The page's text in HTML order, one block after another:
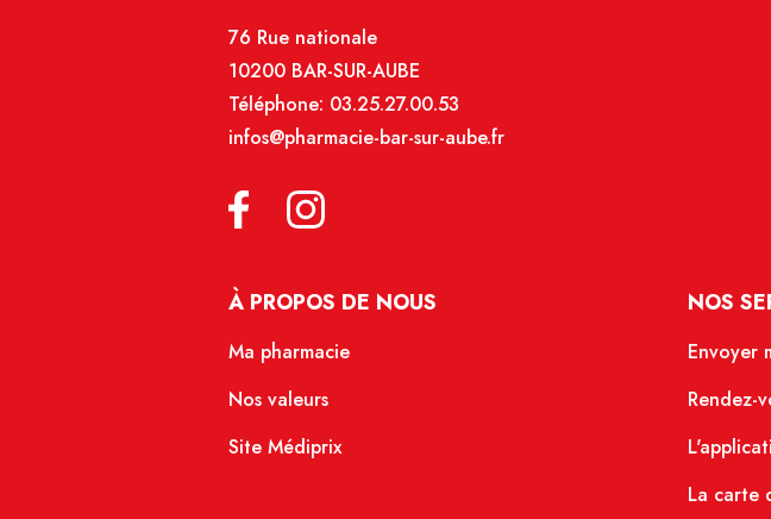
76 Rue nationale
10200 BAR-SUR-AUBE
Téléphone: 03.25.27.00.53
infos@pharmacie-bar-sur-aube.fr
À PROPOS DE NOUS
Ma pharmacie
Nos valeurs
Site Médiprix
NOS
Envoyer
Rendez-
La carte